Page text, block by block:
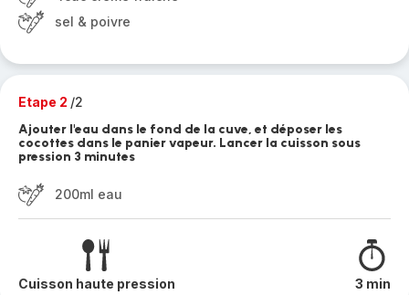
sel & poivre
Etape 2 /2
Ajouter l'eau dans le fond de la cuve, et déposer les
cocottes dans le panier vapeur. Lancer la cuisson sous
pression 3 minutes
200ml eau
Cuisson haute pression 3 min